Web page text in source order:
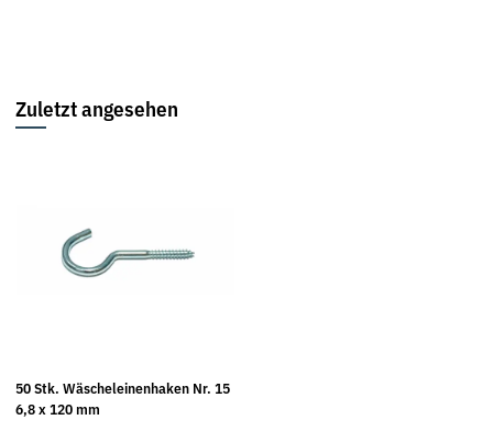
Zuletzt angesehen
50 Stk. Wäscheleinenhaken Nr. 15
6,8 x 120 mm